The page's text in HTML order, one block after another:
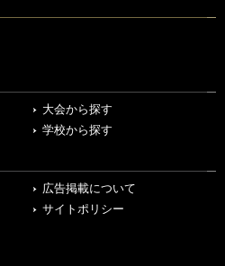
大会から探す
学校から探す
広告掲載について
サイトポリシー